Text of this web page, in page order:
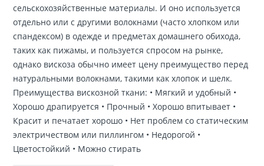
сельскохозяйственные материалы. И оно используется
отдельно или с другими волокнами (часто хлопком или
спандексом) в одежде и предметах домашнего обихода,
таких как пижамы, и пользуется спросом на рынке,
однако вискоза обычно имеет цену преимущество перед
натуральными волокнами, такими как хлопок и шелк.
Преимущества вискозной ткани: • Мягкий и удобный •
Хорошо драпируется • Прочный • Хорошо впитывает •
Красит и печатает хорошо • Нет проблем со статическим
электричеством или пиллингом • Недорогой •
Цветостойкий • Можно стирать